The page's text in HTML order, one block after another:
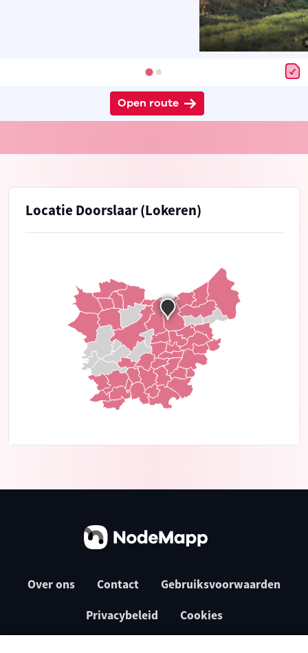
Open route
Locatie Doorslaar (Lokeren)
Over ons Contact Gebruiksvoorwaarden
Privacybeleid Cookies